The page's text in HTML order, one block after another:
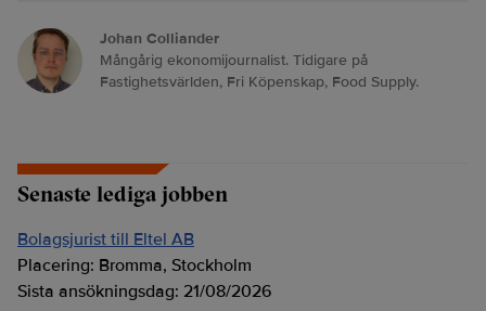
Johan Colliander
Mångårig ekonomijournalist. Tidigare på
Fastighetsvärlden, Fri Köpenskap, Food Supply.
Senaste lediga jobben
Bolagsjurist till Eltel AB
Placering: Bromma, Stockholm
Sista ansökningsdag: 21/08/2026